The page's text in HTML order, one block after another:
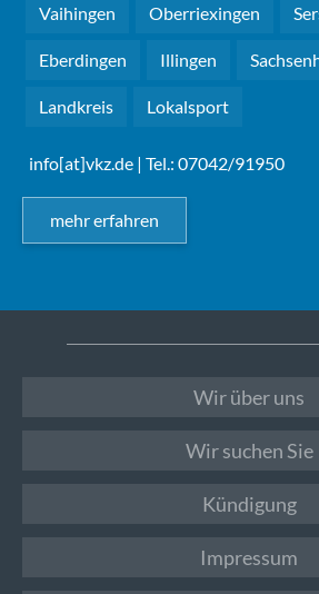
Vaihingen Oberriexingen
Eberdingen Illingen
Landkreis Lokalsport
info[at]vkz.de | Tel.: 07042/91950
mehr erfahren
Wir über uns
Wir suchen Sie
Kündigung
Impressum